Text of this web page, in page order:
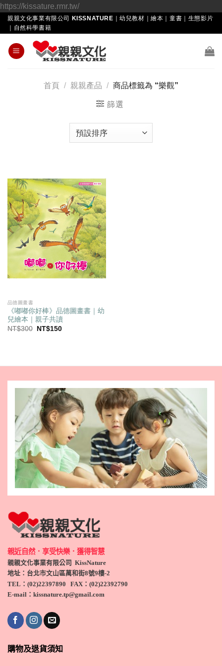
https://kissature.rmr.tw/Skip
to
親親文化事業有限公司 KISSNATURE｜幼兒教材｜繪本｜童書｜生態影片
｜自然科學書籍
首頁 / 親親產品 / 商品標籤為 “樂觀”
篩選
品德圖畫書
《嘟嘟你好棒》品德圖畫書｜幼
兒繪本｜親子共讀
NT$300
原
NT$150目
親近自然．享受快樂．獲得智慧
親親文化事業有限公司 KissNature
地址：台北市文山區萬和街8號9樓-2
TEL ：(02)22397890 FAX：(02)22392790
E-mail：kissnature.tp@gmail.com
購物及退貨須知